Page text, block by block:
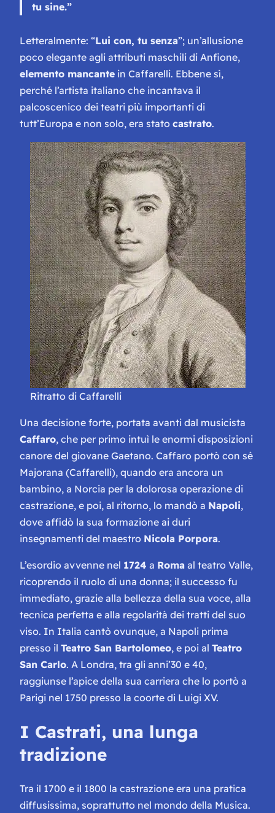
tu sine.”
Letteralmente: “Lui con, tu senza”; un’allusione
poco elegante agli attributi maschili di Anfione,
elemento mancante in Caffarelli. Ebbene sì,
perché l’artista italiano che incantava il
palcoscenico dei teatri più importanti di
tutt’Europa e non solo, era stato castrato.
Ritratto di Caffarelli
Una decisione forte, portata avanti dal musicista
Caffaro, che per primo intuì le enormi disposizioni
canore del giovane Gaetano. Caffaro portò con sé
Majorana (Caffarelli), quando era ancora un
bambino, a Norcia per la dolorosa operazione di
castrazione, e poi, al ritorno, lo mandò a Napoli,
dove affidò la sua formazione ai duri
insegnamenti del maestro Nicola Porpora.
L’esordio avvenne nel 1724 a Roma al teatro Valle,
ricoprendo il ruolo di una donna; il successo fu
immediato, grazie alla bellezza della sua voce, alla
tecnica perfetta e alla regolarità dei tratti del suo
viso. In Italia cantò ovunque, a Napoli prima
presso il Teatro San Bartolomeo, e poi al Teatro
San Carlo. A Londra, tra gli anni’30 e 40,
raggiunse l’apice della sua carriera che lo portò a
Parigi nel 1750 presso la coorte di Luigi XV.
I Castrati, una lunga
tradizione
Tra il 1700 e il 1800 la castrazione era una pratica
diffusissima, soprattutto nel mondo della Musica.